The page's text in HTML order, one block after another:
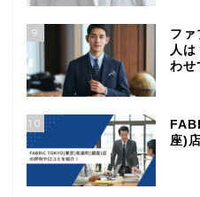
9
ファ
人
わせ
10
座)